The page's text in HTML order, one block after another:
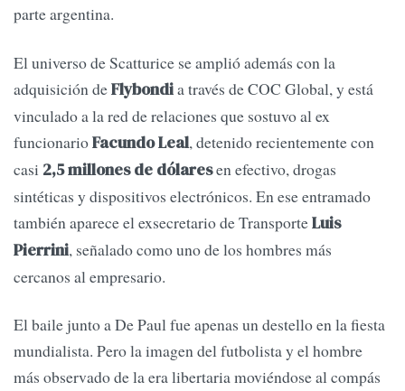
parte argentina.
El universo de Scatturice se amplió además con la
adquisición deFlybondia través de COC Global, y está
vinculado a la red de relaciones que sostuvo al ex
funcionarioFacundo Leal, detenido recientemente con
casi 2,5 millones de dólaresen efectivo, drogas
sintéticas y dispositivos electrónicos. En ese entramado
también aparece el exsecretario de TransporteLuis
Pierrini, señalado como uno de los hombres más
cercanos al empresario.
El baile junto a De Paul fue apenas un destello en la fiesta
mundialista. Pero la imagen del futbolista y el hombre
más observado de la era libertaria moviéndose al compás